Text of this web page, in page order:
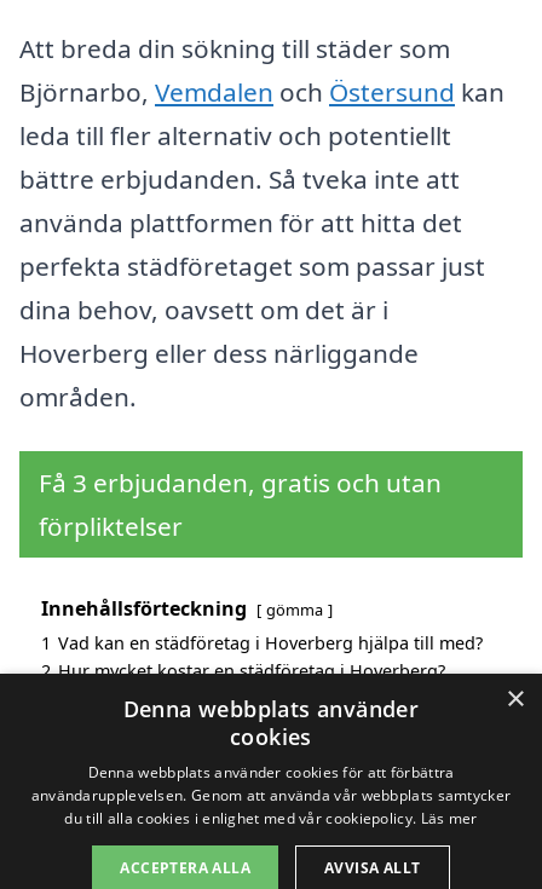
Att breda din sökning till städer som
Björnarbo, Vemdalen och Östersund kan
leda till fler alternativ och potentiellt
bättre erbjudanden. Så tveka inte att
använda plattformen för att hitta det
perfekta städföretaget som passar just
dina behov, oavsett om det är i
Hoverberg eller dess närliggande
områden.
Få 3 erbjudanden, gratis och utan
förpliktelser
Innehållsförteckning gömma
1 Vad kan en städföretag i Hoverberg hjälpa till med?
2 Hur mycket kostar en städföretag i Hoverberg?
Fördelar med att välja städföretag i Hoverberg
Sök efter en skicklig städföretag i de omgivande
Copyright 2026 - Pilanto Aps
×
Denna webbplats använder
cookies
Denna webbplats använder cookies för att förbättra
användarupplevelsen. Genom att använda vår webbplats samtycker
du till alla cookies i enlighet med vår cookiepolicy. Läs mer
ACCEPTERA ALLA AVVISA ALLT